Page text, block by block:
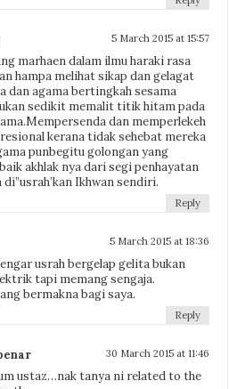
5 March 2015 at 15:57
marhaen dalam ilmu haraki rasa
hampa melihat sikap dan gelagat
dan agama bertingkah sesama
sedikit memalit titik hitam pada
dan memperlekeh
kerana tidak sehebat mereka
punbegitu golongan yang
akhlak nya dari segi penhayatan
Ikhwan sendiri.
Reply
5 March 2015 at 18:36
usrah bergelap gelita bukan
tapi memang sengaja.
bermakna bagi saya.
Reply
30 March 2015 at 11:46
ustaz…nak tanya ni related to the